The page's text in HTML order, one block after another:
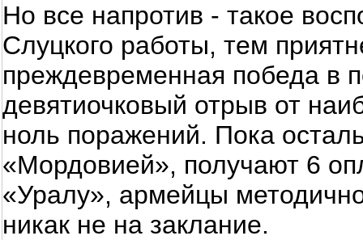
Но все напротив - такое
Слуцкого работы, тем
преждевременная победа в
девятиочковый отрыв от
ноль поражений. Пока
«Мордовией», получают 6
«Уралу», армейцы
никак не на заклание.